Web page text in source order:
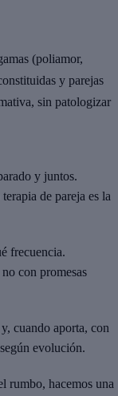
(poliamor,
y parejas
sin patologizar
y juntos.
de pareja es la
frecuencia.
con promesas
cuando aporta, con
evolución.
rumbo, hacemos una